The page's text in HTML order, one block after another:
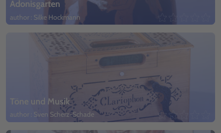
Adonisgarten
author : Silke Hockmann
Töne und Musik
author : Sven Scherz-Schade